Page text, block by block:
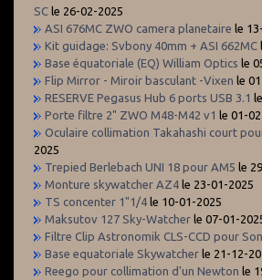
SC le 26-02-2025
ASI 676MC ZWO camera planetaire le
Kit guidage: Svbony 40mm + ASI 662MC
Base équatoriale (EQ) William Optics le
Flip Mirror - Miroir basculant -Vixen le
RESERVE Pegasus Hub 6 ports USB 3.1
Porte filtre 2" ZWO M48-M42 v1 le 01-
Oculaire collimation Takahashi court
2025
Trepied Berlebach UNI 18 pour AM5 le
Monture skywatcher AZ4 le 23-01-2025
TS concenter 1"1/4 le 10-01-2025
Maksutov 127 Sky-Watcher le 07-01-
Filtre Clip Astronomik CLS-CCD pour
Base equatoriale Skywatcher le 21-12-
Reego pour collimation d'un Newton le